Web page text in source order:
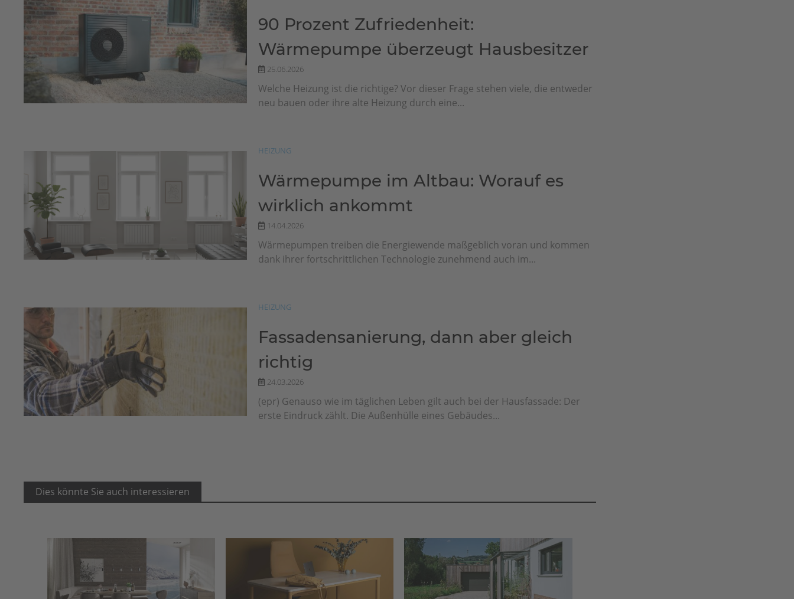
90 Prozent Zufriedenheit:
Wärmepumpe überzeugt Hausbesitzer
25.06.2026
Welche Heizung ist die richtige? Vor dieser Frage stehen viele, die entweder
neu bauen oder ihre alte Heizung durch eine...
HEIZUNG
Wärmepumpe im Altbau: Worauf es
wirklich ankommt
14.04.2026
Wärmepumpen treiben die Energiewende maßgeblich voran und kommen
dank ihrer fortschrittlichen Technologie zunehmend auch im...
HEIZUNG
Fassadensanierung, dann aber gleich
richtig
24.03.2026
(epr) Genauso wie im täglichen Leben gilt auch bei der Hausfassade: Der
erste Eindruck zählt. Die Außenhülle eines Gebäudes...
Dies könnte Sie auch interessieren